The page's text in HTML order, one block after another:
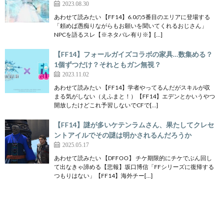
2023.08.30
あわせて読みたい 【FF14】6.0の5番目のエリアに登場する
「頼めば愚痴りながらもお願いを聞いてくれるおじさん」
NPCを語るスレ【※ネタバレ有り※】[…]
【FF14】フォールガイズコラボの家具…数集める？
1個ずつだけ？それともガン無視？
2023.11.02
あわせて読みたい 【FF14】学者やってるんだがスキルが収
まる気がしない（えふまと！）【FF14】エデンとかいうやつ
開放したけどこれ予習しないでCFで[…]
【FF14】謎が多いケテンラムさん、果たしてクレセ
ントアイルでその謎は明かされるんだろうか
2025.05.17
あわせて読みたい 【DFFOO】 チケ期限的にチケでぶん回し
て出なきゃ諦める【悲報】坂口博信「FFシリーズに復帰する
つもりはない」【FF14】海外チー[…]